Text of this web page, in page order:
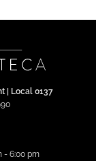
| Local 0137
- 6:00 pm